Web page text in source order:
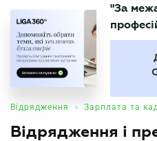
БУХГАЛТЕР
"За
Відрядження • Зарплата та
Відрядження і